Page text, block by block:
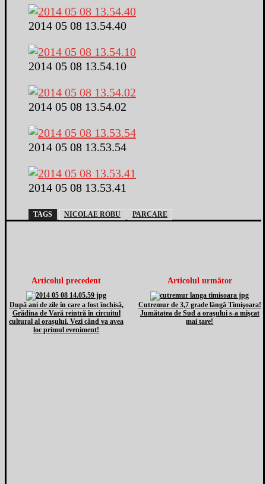
2014 05 08 13.54.40
2014 05 08 13.54.10
2014 05 08 13.54.02
2014 05 08 13.53.54
2014 05 08 13.53.41
TAGS NICOLAE ROBU PARCARE
Articolul precedent
După ani de zile în care a fost închisă,
Grădina de Vară reintră în circuitul
cultural al orașului. Vezi când va avea
loc primul eveniment!
Articolul următor
Cutremur de 3,7 grade lângă Timişoara!
Jumătatea de Sud a oraşului s-a mişcat
mai tare!